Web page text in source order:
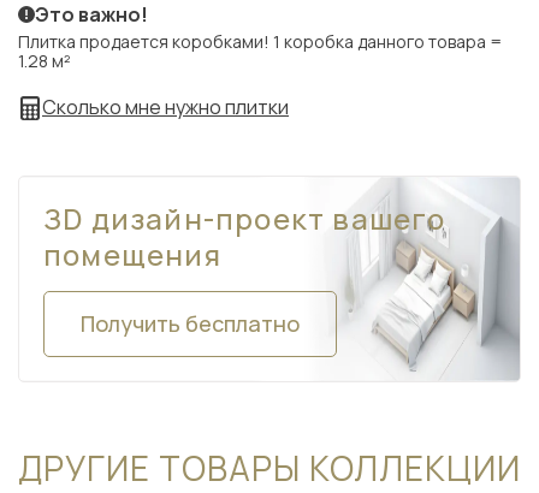
Это важно!
Плитка продается коробками! 1 коробка данного товара =
1.28 м²
Сколько мне нужно плитки
ЗD дизайн-проект вашего
помещения
Получить бесплатно
ДРУГИЕ ТОВАРЫ КОЛЛЕКЦИИ